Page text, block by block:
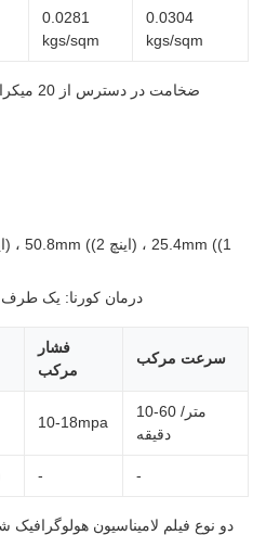
0.0281
kgs/sqm
0.0304
kgs/sqm
درمان کورنا: یک طرف یا
فشار
مرکب
سرعت مرکب
10-18mpa
10-60 متر/
دقیقه
- -
دو نوع فیلم لامیناسیون هولوگرافیک